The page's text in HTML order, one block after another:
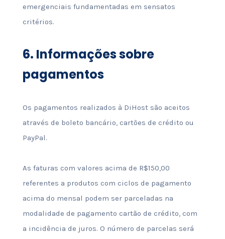
emergenciais fundamentadas em sensatos
critérios.
6. Informações sobre
pagamentos
Os pagamentos realizados à DiHost são aceitos
através de boleto bancário, cartões de crédito ou
PayPal.
As faturas com valores acima de R$150,00
referentes a produtos com ciclos de pagamento
acima do mensal podem ser parceladas na
modalidade de pagamento cartão de crédito, com
a incidência de juros. O número de parcelas será